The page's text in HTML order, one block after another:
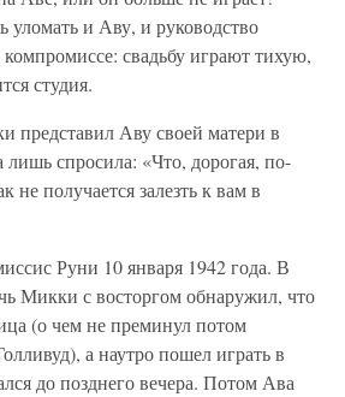
уломать и Аву, и руководство
свадьбу играют тихую,
студия.
представил Аву своей матери в
лишь спросила: «Что, дорогая, по-
не получается залезть к вам в
Руни 10 января 1942 года. В
Микки с восторгом обнаружил, что
(о чем не преминул потом
а наутро пошел играть в
до позднего вечера. Потом Ава